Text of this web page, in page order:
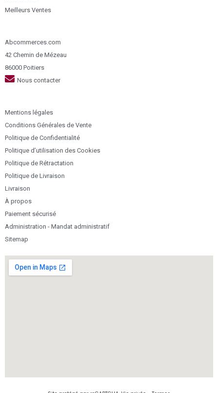
Meilleurs Ventes
Abcommerces.com
42 Chemin de Mézeau
86000 Poitiers
Nous contacter
Mentions légales
Conditions Générales de Vente
Politique de Confidentialité
Politique d’utilisation des Cookies
Politique de Rétractation
Politique de Livraison
Livraison
À propos
Paiement sécurisé
Administration - Mandat administratif
Sitemap